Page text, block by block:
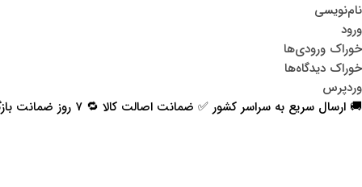
نام‌نویسی
ورود
خوراک ورودی‌ها
خوراک دیدگاه‌ها
وردپرس
🚚 ارسال سریع به سراسر کشور ✅ ضمانت اصالت کالا 🔁 ۷ روز ضمانت بازگشت 📞 پشتیبانی واقعی